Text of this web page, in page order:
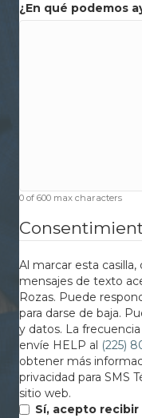
¿En qué podemos
0 of 600 max characters
Al marcar esta
mensajes de texto
Rozas. Puede
para darse de baja.
y datos. La
envíe HELP al (225)
obtener más
privacidad para SMS
sitio web.
Sí, acepto